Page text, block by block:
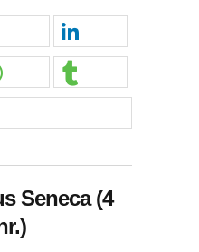
Seneca (4